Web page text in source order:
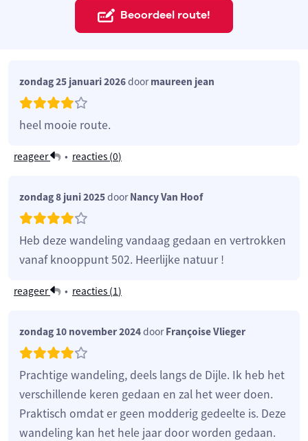
Beoordeel route!
zondag 25 januari 2026doormaureen jean
heel mooie route.
reageer • reacties (0)
zondag 8 juni 2025doorNancy Van Hoof
Heb deze wandeling vandaag gedaan en vertrokken
vanaf knooppunt 502. Heerlijke natuur !
reageer • reacties (1)
zondag 10 november 2024doorFrançoise Vlieger
Prachtige wandeling, deels langs de Dijle. Ik heb het
verschillende keren gedaan en zal het weer doen.
Praktisch omdat er geen modderig gedeelte is. Deze
wandeling kan het hele jaar door worden gedaan.